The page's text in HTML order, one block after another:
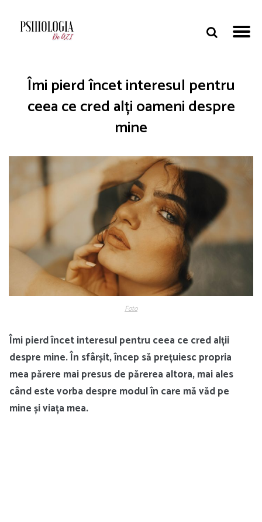
Îmi pierd încet interesul pentru
ceea ce cred alți oameni despre
mine
Foto
Îmi pierd încet interesul pentru ceea ce cred alții
despre mine. În sfârșit, încep să prețuiesc propria
mea părere mai presus de părerea altora, mai ales
când este vorba despre modul în care mă văd pe
mine și viața mea.